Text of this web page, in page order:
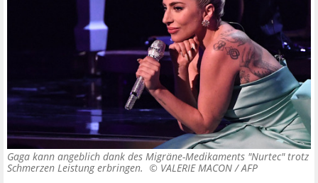
Gaga kann angeblich dank des Migräne-Medikaments "Nurtec" trotz
Schmerzen Leistung erbringen. © VALERIE MACON / AFP